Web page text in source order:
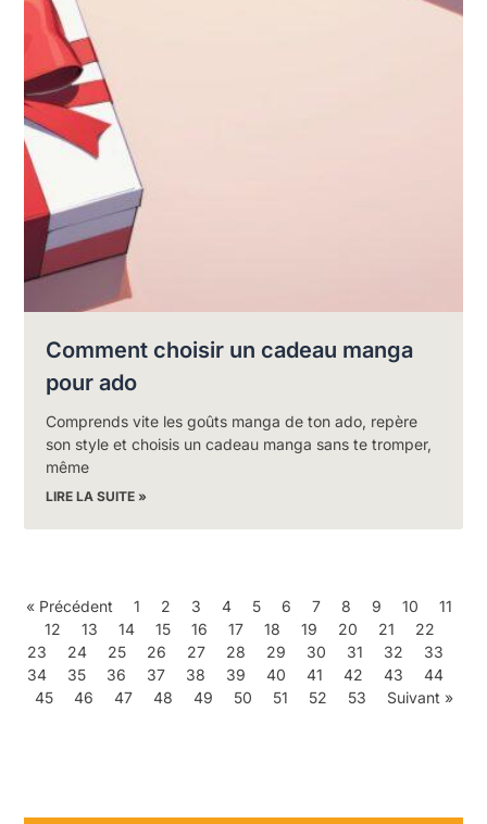
Comment choisir un cadeau manga
pour ado
Comprends vite les goûts manga de ton ado, repère
son style et choisis un cadeau manga sans te tromper,
même
LIRE LA SUITE »
« Précédent 1 2 3 4 5 6 7 8 9 10
11
12
13 14 15 16 17 18 19 20 21
22
23
24 25 26 27 28 29 30 31 32
33
34
35 36 37 38 39 40 41 42 43
44
45
46 47 48 49 50 51 52 53 Suivant »